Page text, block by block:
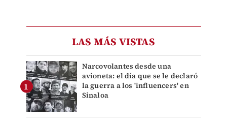
LAS MÁS VISTAS
Narcovolantes desde una
avioneta: el día que se le declaró
la guerra a los 'influencers' en
Sinaloa